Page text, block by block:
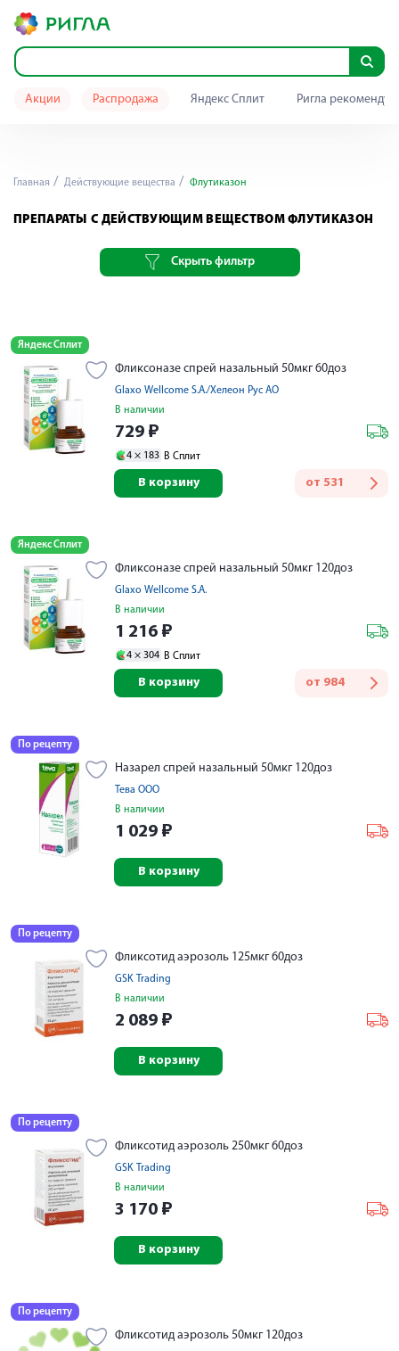
Акции Распродажа Яндекс Сплит Ригла
Главная Действующие вещества Флутиказон
ПРЕПАРАТЫ С ДЕЙСТВУЮЩИМ ВЕЩЕСТВОМ ФЛУТИКАЗОН
Скрыть фильтр
Яндекс Сплит
Фликсоназе спрей назальный 50мкг 60доз
Glaxo Wellcome S.A./Хелеон Рус АО
В наличии
729 ₽
4 × 183 В Сплит
от 531
В корзину
Яндекс Сплит
Фликсоназе спрей назальный 50мкг 120доз
Glaxo Wellcome S.A.
В наличии
1 216 ₽
4 × 304 В Сплит
от 984
В корзину
По рецепту
Назарел спрей назальный 50мкг 120доз
Тева ООО
В наличии
1 029 ₽
В корзину
По рецепту
Фликсотид аэрозоль 125мкг 60доз
GSK Trading
В наличии
2 089 ₽
В корзину
По рецепту
Фликсотид аэрозоль 250мкг 60доз
GSK Trading
В наличии
3 170 ₽
В корзину
По рецепту
Фликсотид аэрозоль 50мкг 120доз